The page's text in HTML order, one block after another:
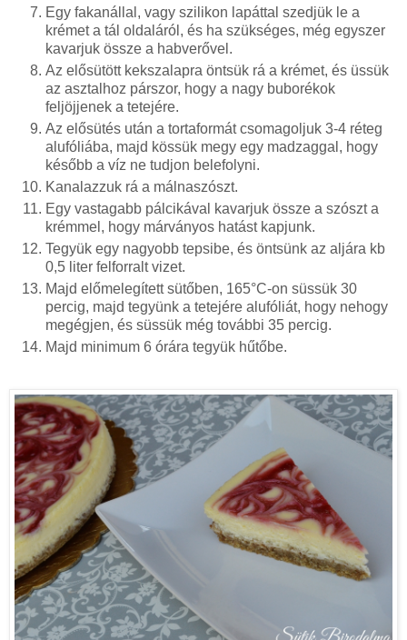
Egy fakanállal, vagy szilikon lapáttal szedjük le a
krémet a tál oldaláról, és ha szükséges, még egyszer
kavarjuk össze a habverővel.
Az elősütött kekszalapra öntsük rá a krémet, és üssük
az asztalhoz párszor, hogy a nagy buborékok
feljöjjenek a tetejére.
Az elősütés után a tortaformát csomagoljuk 3-4 réteg
alufóliába, majd kössük megy egy madzaggal, hogy
később a víz ne tudjon belefolyni.
Kanalazzuk rá a málnaszószt.
Egy vastagabb pálcikával kavarjuk össze a szószt a
krémmel, hogy márványos hatást kapjunk.
Tegyük egy nagyobb tepsibe, és öntsünk az aljára kb
0,5 liter felforralt vizet.
Majd előmelegített sütőben, 165°C-on süssük 30
percig, majd tegyünk a tetejére alufóliát, hogy nehogy
megégjen, és süssük még további 35 percig.
Majd minimum 6 órára tegyük hűtőbe.